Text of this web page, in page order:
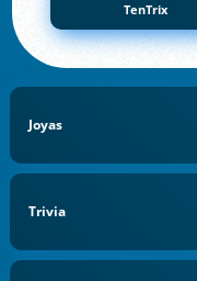
TenTrix
Joyas
Trivia